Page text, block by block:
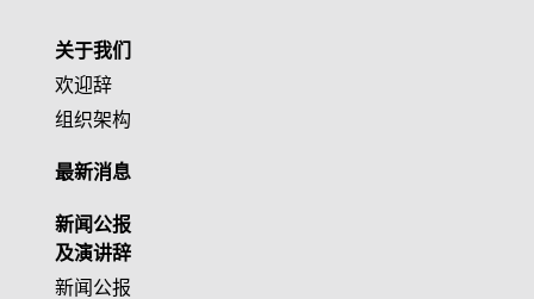
关于我们
欢迎辞
组织架构
最新消息
新闻公报
及演讲辞
新闻公报